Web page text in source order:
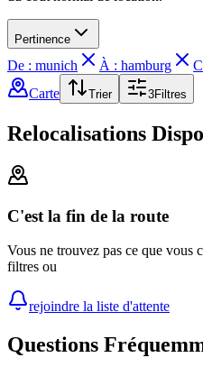
Pertinence
De : munich À : hamburg
Carte
Trier 3Filtres
Relocalisations
C'est la fin de la route
Vous ne trouvez pas ce que vous
filtres ou
rejoindre la liste d'attente
Questions